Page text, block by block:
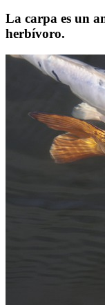
La carpa es un
herbívoro.